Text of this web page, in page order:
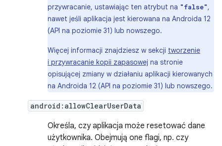
przywracanie, ustawiając ten atrybut na "false",
nawet jeśli aplikacja jest kierowana na Androida 12
(API na poziomie 31) lub nowszego.
Więcej informacji znajdziesz w sekcji tworzenie
i przywracanie kopii zapasowej na stronie
opisującej zmiany w działaniu aplikacji kierowanych
na Androida 12 (API na poziomie 31) lub nowszego.
android:allowClearUserData
Określa, czy aplikacja może resetować dane
użytkownika. Obejmują one flagi, np. czy